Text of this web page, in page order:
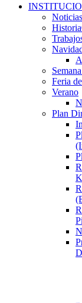
Noticias
Feria
Verano
Plan